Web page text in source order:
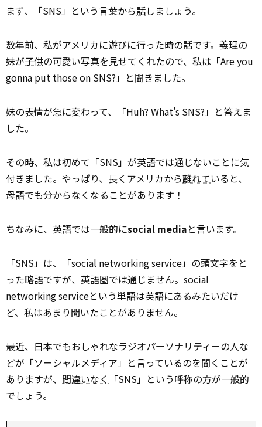
まず、「SNS」という言葉から話しましょう。
数年前、私がアメリカに遊びに行った時の話です。義理の
妹が子供の可愛い写真を見せてくれたので、私は「Are you
gonna put those on SNS?」と聞きました。
妹の表情が急に変わって、「Huh? What’s SNS?」と答えま
した。
その時、私は初めて「SNS」が英語では通じないことに気
付きました。やっぱり、長くアメリカから離れていると、
母語でも分からなくなることがあります！
ちなみに、英語では一般的にsocial mediaと言います。
「SNS」は、「social networking service」の頭文字をと
った略語ですが、英語圏では通じません。social
networking serviceという単語は英語にあるみたいだけ
ど、私はあまり聞いたことがありません。
最近、日本でもおしゃれなラジオパーソナリティーの人な
どが「ソーシャルメディア」と言っているのを聞くことが
ありますが、 間違いなく 「SNS」という呼称の方が一般的
でしょう。